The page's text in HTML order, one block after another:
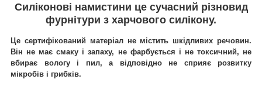
Силіконові намистини це сучасний різновид
фурнітури з харчового силікону.
Це сертифікований матеріал не містить шкідливих речовин.
Він не має смаку і запаху, не фарбується і не токсичний, не
вбирає вологу і пил, а відповідно не сприяє розвитку
мікробів і грибків.